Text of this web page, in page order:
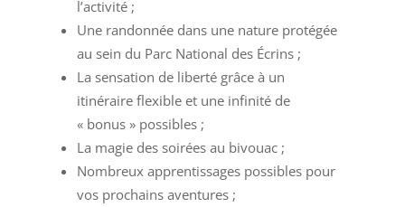
l’activité ;
Une randonnée dans une nature protégée
au sein du Parc National des Écrins ;
La sensation de liberté grâce à un
itinéraire flexible et une infinité de
« bonus » possibles ;
La magie des soirées au bivouac ;
Nombreux apprentissages possibles pour
vos prochains aventures ;